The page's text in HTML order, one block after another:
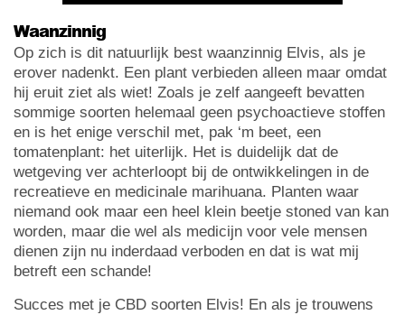
Waanzinnig
Op zich is dit natuurlijk best waanzinnig Elvis, als je
erover nadenkt. Een plant verbieden alleen maar omdat
hij eruit ziet als wiet! Zoals je zelf aangeeft bevatten
sommige soorten helemaal geen psychoactieve stoffen
en is het enige verschil met, pak ‘m beet, een
tomatenplant: het uiterlijk. Het is duidelijk dat de
wetgeving ver achterloopt bij de ontwikkelingen in de
recreatieve en medicinale marihuana. Planten waar
niemand ook maar een heel klein beetje stoned van kan
worden, maar die wel als medicijn voor vele mensen
dienen zijn nu inderdaad verboden en dat is wat mij
betreft een schande!
Succes met je CBD soorten Elvis! En als je trouwens